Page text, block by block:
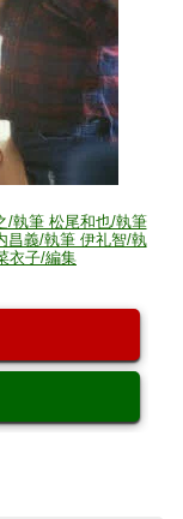
/執筆 松尾和也/執筆
昌義/執筆 伊礼智/執
衣子/編集